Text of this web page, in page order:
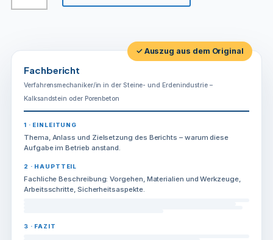
der
Erdenindustrie
Menge
✓ Auszug aus dem Original
Fachbericht
Verfahrensmechaniker/in in der Steine- und Erdenindustrie –
Kalksandstein oder Porenbeton
1 · EINLEITUNG
Thema, Anlass und Zielsetzung des Berichts – warum diese
Aufgabe im Betrieb anstand.
2 · HAUPTTEIL
Fachliche Beschreibung: Vorgehen, Materialien und Werkzeuge,
Arbeitsschritte, Sicherheitsaspekte.
3 · FAZIT